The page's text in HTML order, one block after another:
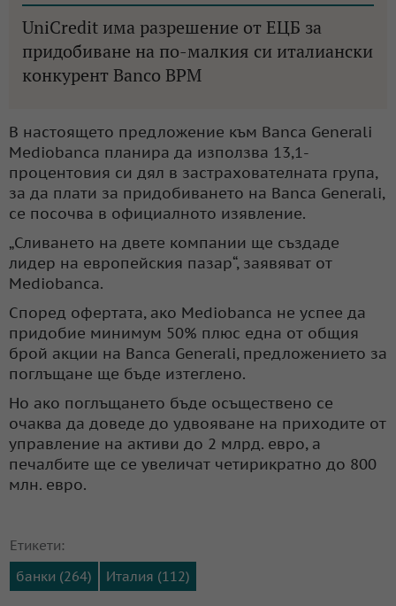
UniCredit има разрешение от ЕЦБ за
придобиване на по-малкия си италиански
конкурент Banco BPM
В настоящето предложение към Banca Generali
Mediobanca планира да използва 13,1-
процентовия си дял в застрахователната група,
за да плати за придобиването на Banca Generali,
се посочва в официалното изявление.
„Сливането на двете компании ще създаде
лидер на европейския пазар“, заявяват от
Mediobanca.
Според офертата, ако Mediobanca не успее да
придобие минимум 50% плюс една от общия
брой акции на Banca Generali, предложението за
поглъщане ще бъде изтеглено.
Но ако поглъщането бъде осъществено се
очаква да доведе до удвояване на приходите от
управление на активи до 2 млрд. евро, а
печалбите ще се увеличат четирикратно до 800
млн. евро.
Етикети:
банки (264)
Италия (112)